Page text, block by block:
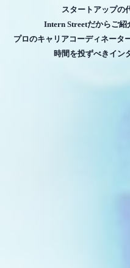
スタートアップの
Intern Streetだからご紹
プロのキャリアコーディネータ
時間を投ずべきイン